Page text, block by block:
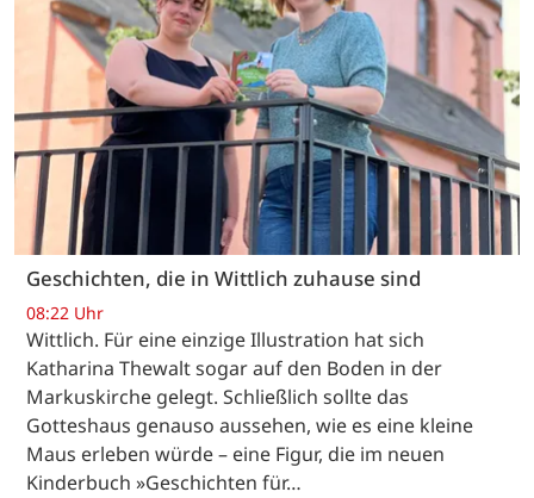
Geschichten, die in Wittlich zuhause sind
08:22 Uhr
Wittlich. Für eine einzige Illustration hat sich
Katharina Thewalt sogar auf den Boden in der
Markuskirche gelegt. Schließlich sollte das
Gotteshaus genauso aussehen, wie es eine kleine
Maus erleben würde – eine Figur, die im neuen
Kinderbuch »Geschichten für…